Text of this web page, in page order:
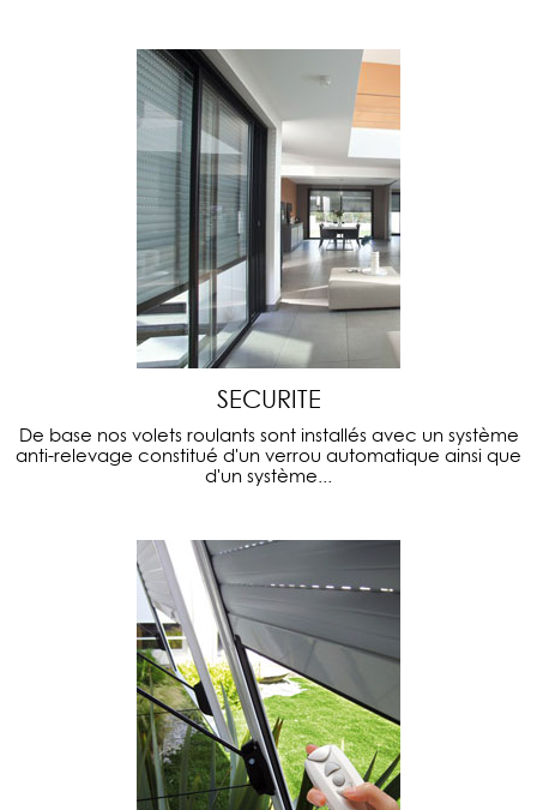
SECURITE
De base nos volets roulants sont installés avec un système
anti-relevage constitué d'un verrou automatique ainsi que
d'un système...